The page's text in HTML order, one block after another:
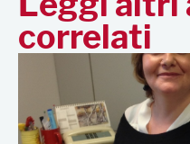
correlati